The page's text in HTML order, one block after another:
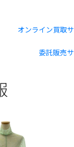
オンライン買取
委託販売